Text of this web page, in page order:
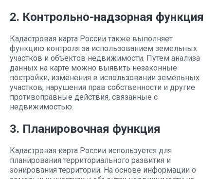
2. Контрольно-надзорная функция
Кадастровая карта России также выполняет
функцию контроля за использованием земельных
участков и объектов недвижимости. Путем анализа
данных на карте можно выявить незаконные
постройки, изменения в использовании земельных
участков, нарушения прав собственности и другие
противоправные действия, связанные с
недвижимостью.
3. Планировочная функция
Кадастровая карта России используется для
планирования территориального развития и
зонирования территории. На основе информации о